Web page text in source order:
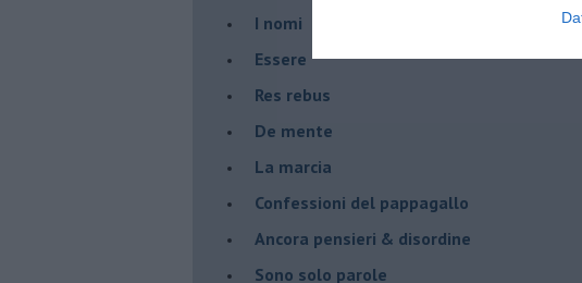
I nomi
Essere
Res rebus
De mente
La marcia
Confessioni del pappagallo
Ancora pensieri & disordine
Sono solo parole